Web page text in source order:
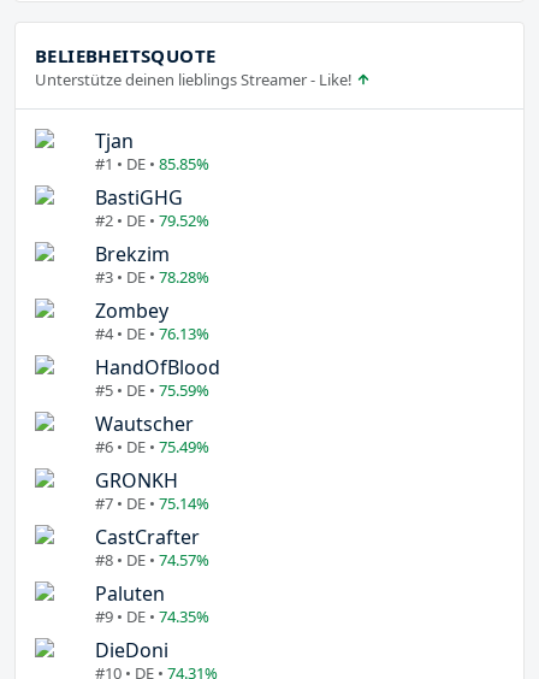
BELIEBHEITSQUOTE
Unterstütze deinen lieblings Streamer - Like!
Tjan
#1 • DE • 85.85%
BastiGHG
#2 • DE • 79.52%
Brekzim
#3 • DE • 78.28%
Zombey
#4 • DE • 76.13%
HandOfBlood
#5 • DE • 75.59%
Wautscher
#6 • DE • 75.49%
GRONKH
#7 • DE • 75.14%
CastCrafter
#8 • DE • 74.57%
Paluten
#9 • DE • 74.35%
DieDoni
#10 • DE • 74.31%